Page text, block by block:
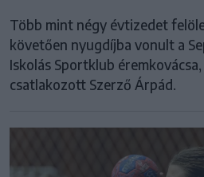
Több mint négy évtizedet
követően nyugdíjba vonult a
Iskolás Sportklub
csatlakozott Szerző Árpád.